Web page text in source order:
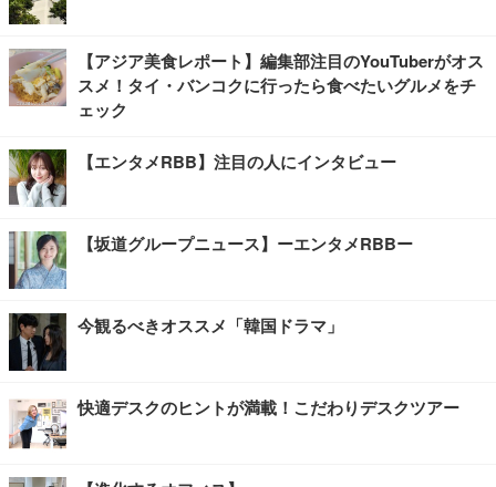
【アジア美食レポート】編集部注目のYouTuberがオス
スメ！タイ・バンコクに行ったら食べたいグルメをチ
ェック
【エンタメRBB】注目の人にインタビュー
【坂道グループニュース】ーエンタメRBBー
今観るべきオススメ「韓国ドラマ」
快適デスクのヒントが満載！こだわりデスクツアー